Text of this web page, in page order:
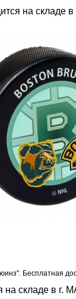
на складе
Бесплатная
складе в г.